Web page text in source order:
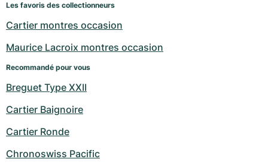
Les favoris des collectionneurs
Cartier montres occasion
Maurice Lacroix montres occasion
Recommandé pour vous
Breguet Type XXII
Cartier Baignoire
Cartier Ronde
Chronoswiss Pacific